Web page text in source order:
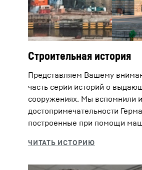
Строительная история
Представляем Вашему
часть серии историй о
сооружениях. Мы вспомнили
достопримечательности
построенные при помощи